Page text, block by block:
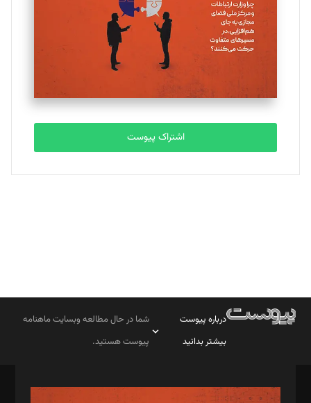
ملینا جعفری
تحریریه
مصطفی مسجدی آرانی
تحریریه
بابک نقاش
تحریریه
اشتراک پیوست
درباره پیوست
بیشتر بدانید
شما در حال مطالعه وبسایت ماهنامه
پیوست هستید.
مدیر مسئول: محمدباقر اثنی‌عشری